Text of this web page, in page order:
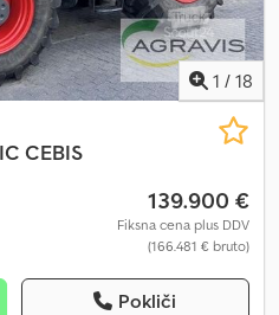
1 / 18
CEBIS
139.900 €
Fiksna cena plus DDV
(166.481 € bruto)
Pokliči